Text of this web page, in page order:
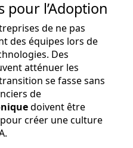
pour l’Adoption
de ne pas
des équipes lors de
Des
atténuer les
se fasse sans
de
doivent être
créer une culture